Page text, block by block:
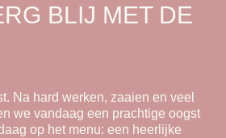
BLIJ MET DE
Na hard werken, zaaien en veel
we vandaag een prachtige oogst
op het menu: een heerlijke